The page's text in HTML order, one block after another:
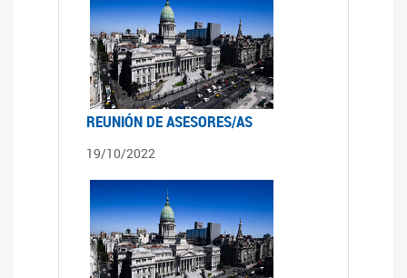
REUNIÓN DE ASESORES/AS
19/10/2022